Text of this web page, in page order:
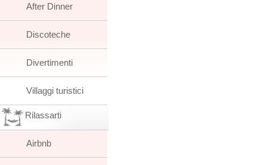
After Dinner
Discoteche
Divertimenti
Villaggi turistici
Rilassarti
Airbnb